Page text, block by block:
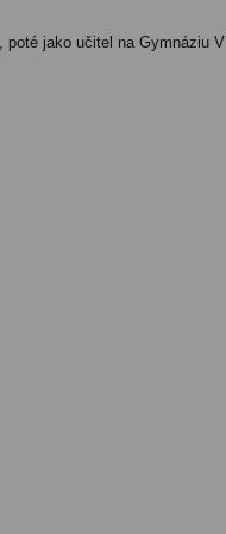
, poté jako učitel na Gymnáziu